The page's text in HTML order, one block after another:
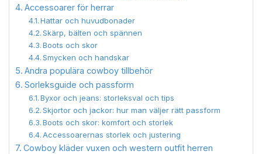
Accessoarer för herrar
Hattar och huvudbonader
Skärp, bälten och spännen
Boots och skor
Smycken och handskar
Andra populära cowboy tillbehör
Sorleksguide och passform
Byxor och jeans: storleksval och tips
Skjortor och jackor: hur man väljer rätt passform
Boots och skor: komfort och storlek
Accessoarernas storlek och justering
Cowboy kläder vuxen och western outfit herren